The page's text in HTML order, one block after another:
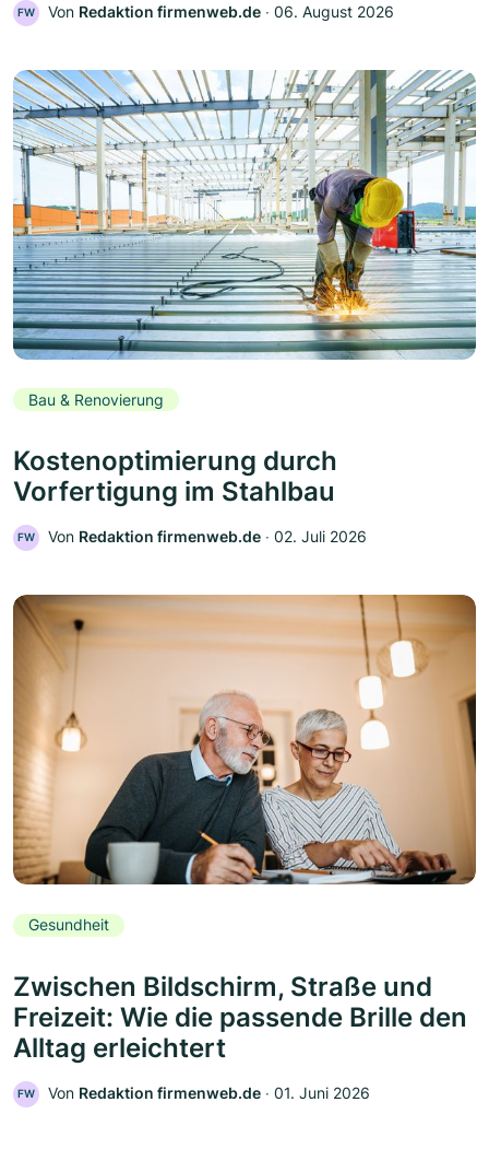
FW Von Redaktion firmenweb.de ‧ 06. August 2026
Bau & Renovierung
Kostenoptimierung durch
Vorfertigung im Stahlbau
FW Von Redaktion firmenweb.de ‧ 02. Juli 2026
Gesundheit
Zwischen Bildschirm, Straße und
Freizeit: Wie die passende Brille den
Alltag erleichtert
FW Von Redaktion firmenweb.de ‧ 01. Juni 2026